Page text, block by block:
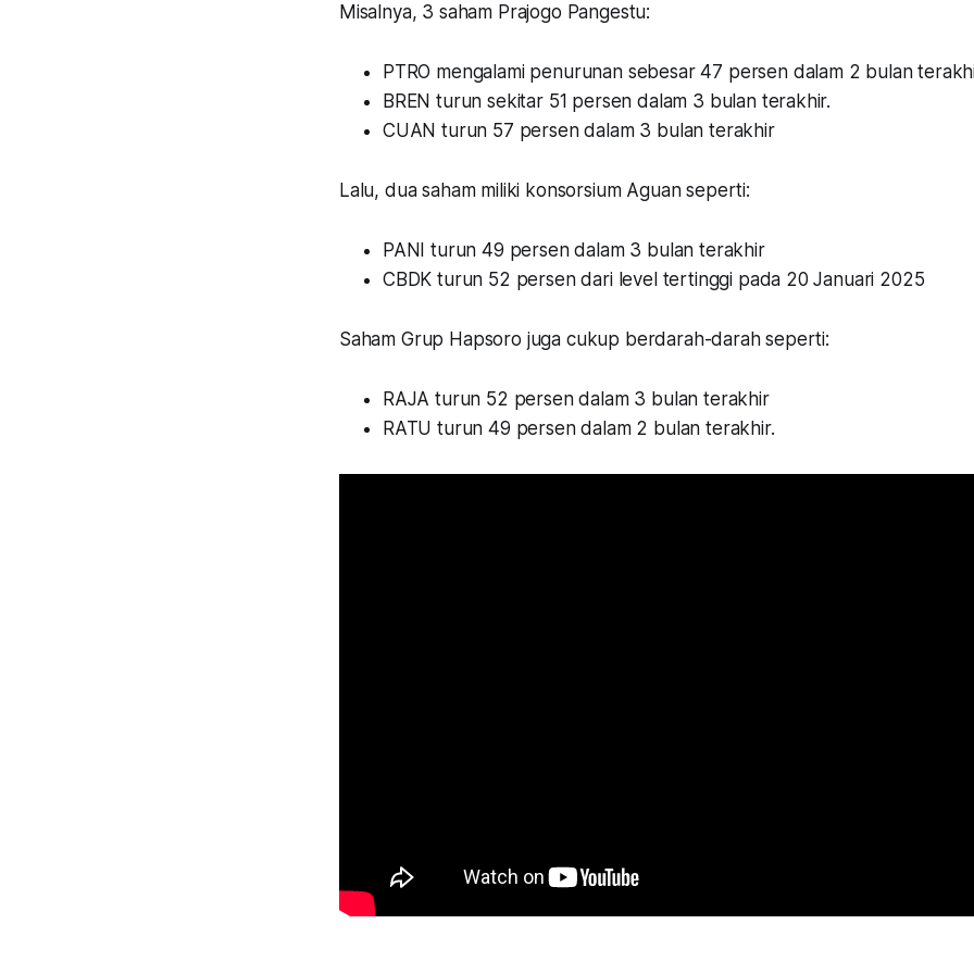
Misalnya, 3 saham Prajogo Pangestu:
PTRO mengalami penurunan sebesar 47 persen dalam 2 bulan
BREN turun sekitar 51 persen dalam 3 bulan terakhir.
CUAN turun 57 persen dalam 3 bulan terakhir
Lalu, dua saham miliki konsorsium Aguan seperti:
PANI turun 49 persen dalam 3 bulan terakhir
CBDK turun 52 persen dari level tertinggi pada 20 Januari 2025
Saham Grup Hapsoro juga cukup berdarah-darah seperti:
RAJA turun 52 persen dalam 3 bulan terakhir
RATU turun 49 persen dalam 2 bulan terakhir.